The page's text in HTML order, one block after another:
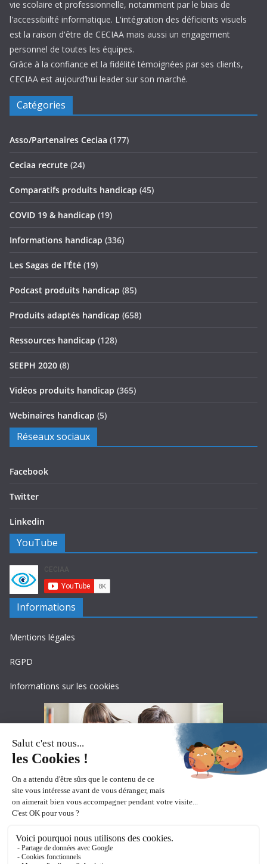
vie scolaire et professionnelle, notamment par le biais de
l'accessibiilté informatique. L'intégration des déficients visuels
est la raison d'être de CECIAA mais aussi un engagement
personnel de toutes les équipes.
Grâce à la confiance et la fidélité témoignées par ses clients,
CECIAA est aujourd’hui leader sur son marché.
Catégories
Asso/Partenaires Ceciaa (177)
Ceciaa recrute (24)
Comparatifs produits handicap (45)
COVID 19 & handicap (19)
Informations handicap (336)
Les Sagas de l'Été (19)
Podcast produits handicap (85)
Produits adaptés handicap (658)
Ressources handicap (128)
SEEPH 2020 (8)
Vidéos produits handicap (365)
Webinaires handicap (5)
Réseaux sociaux
Facebook
Twitter
Linkedin
YouTube
Informations
Mentions légales
RGPD
Informations sur les cookies